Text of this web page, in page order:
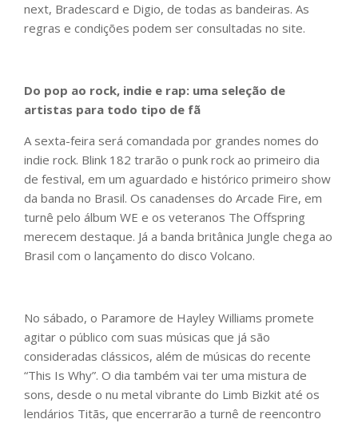
next, Bradescard e Digio, de todas as bandeiras. As
regras e condições podem ser consultadas no site.
Do pop ao rock, indie e rap: uma seleção de
artistas para todo tipo de fã
A sexta-feira será comandada por grandes nomes do
indie rock. Blink 182 trarão o punk rock ao primeiro dia
de festival, em um aguardado e histórico primeiro show
da banda no Brasil. Os canadenses do Arcade Fire, em
turnê pelo álbum WE e os veteranos The Offspring
merecem destaque. Já a banda britânica Jungle chega ao
Brasil com o lançamento do disco Volcano.
No sábado, o Paramore de Hayley Williams promete
agitar o público com suas músicas que já são
consideradas clássicos, além de músicas do recente
“This Is Why”. O dia também vai ter uma mistura de
sons, desde o nu metal vibrante do Limb Bizkit até os
lendários Titãs, que encerrarão a turnê de reencontro